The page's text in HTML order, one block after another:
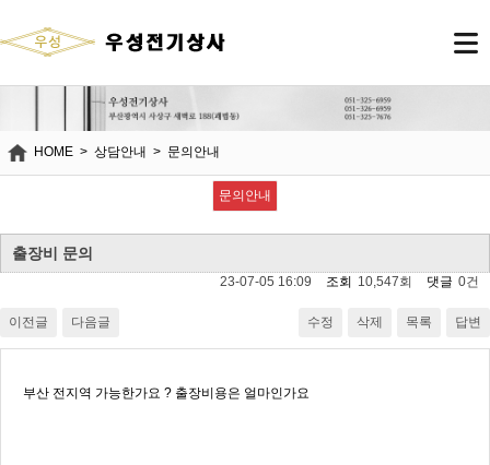
HOME > 상담안내 > 문의안내
내
문의안내
출장비 문의
23-07-05 16:09 조회 10,547회 댓글 0건
이전글 다음글 수정 삭제 목록 답변
부산 전지역 가능한가요 ? 출장비용은 얼마인가요